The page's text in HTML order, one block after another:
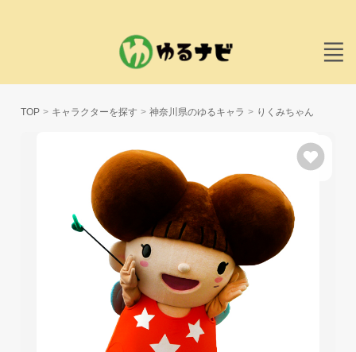
TOP キャラクターを探す 神奈川県のゆるキャラ りくみちゃん